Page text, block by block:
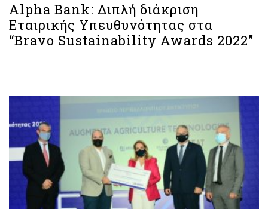
Alpha Bank: Διπλή διάκριση
Εταιρικής Υπευθυνότητας στα
“Bravo Sustainability Awards 2022”